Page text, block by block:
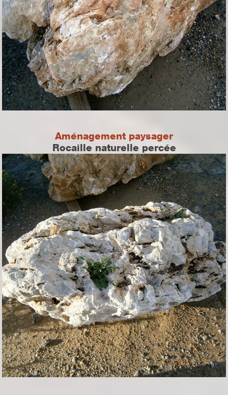
Aménagement paysager
Rocaille naturelle percée